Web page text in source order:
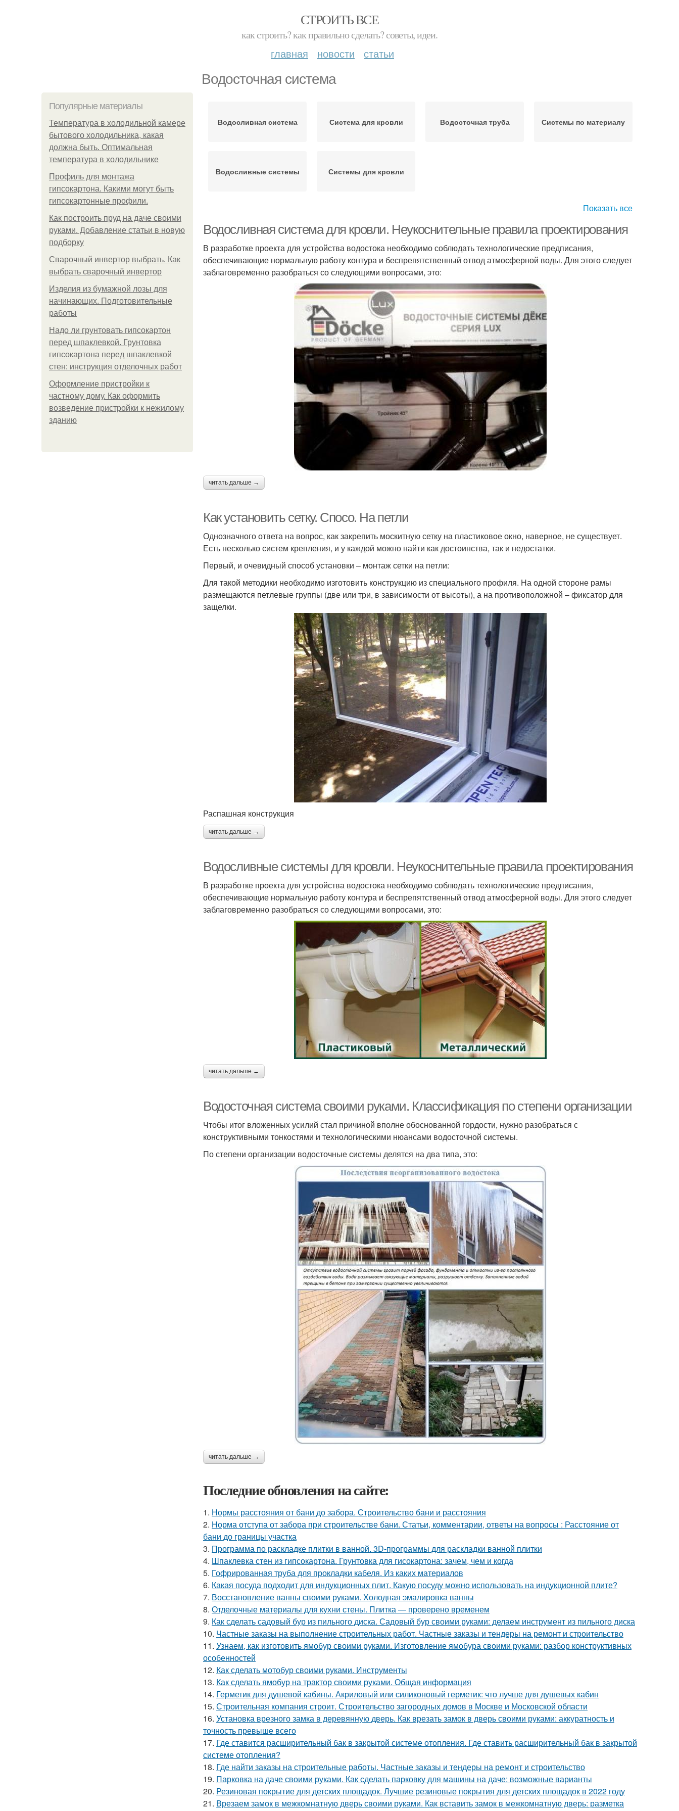
СТРОИТЬ ВСЕ
как строить? как правильно сделать? советы, идеи.
главная новости статьи
Водосточная система
Популярные материалы
Температура в холодильной камере
бытового холодильника, какая
должна быть. Оптимальная
температура в холодильнике
Профиль для монтажа
гипсокартона. Какими могут быть
гипсокартонные профили.
Как построить пруд на даче своими
руками. Добавление статьи в новую
подборку
Сварочный инвертор выбрать. Как
выбрать сварочный инвертор
Изделия из бумажной лозы для
начинающих. Подготовительные
работы
Надо ли грунтовать гипсокартон
перед шпаклевкой. Грунтовка
гипсокартона перед шпаклевкой
стен: инструкция отделочных работ
Оформление пристройки к
частному дому. Как оформить
возведение пристройки к нежилому
зданию
Водосливная система Система для кровли Водосточная труба Системы по материалу
Водосливные системы Системы для кровли
Показать все
Водосливная система для кровли. Неукоснительные правила проектирования
В разработке проекта для устройства водостока необходимо соблюдать технологические предписания,
обеспечивающие нормальную работу контура и беспрепятственный отвод атмосферной воды. Для этого следует
заблаговременно разобраться со следующими вопросами, это:
читать дальше →
Как установить сетку. Спосо. На петли
Однозначного ответа на вопрос, как закрепить москитную сетку на пластиковое окно, наверное, не существует.
Есть несколько систем крепления, и у каждой можно найти как достоинства, так и недостатки.
Первый, и очевидный способ установки – монтаж сетки на петли:
Для такой методики необходимо изготовить конструкцию из специального профиля. На одной стороне рамы
размещаются петлевые группы (две или три, в зависимости от высоты), а на противоположной – фиксатор для
защелки.
Распашная конструкция
читать дальше →
Водосливные системы для кровли. Неукоснительные правила проектирования
В разработке проекта для устройства водостока необходимо соблюдать технологические предписания,
обеспечивающие нормальную работу контура и беспрепятственный отвод атмосферной воды. Для этого следует
заблаговременно разобраться со следующими вопросами, это:
читать дальше →
Водосточная система своими руками. Классификация по степени организации
Чтобы итог вложенных усилий стал причиной вполне обоснованной гордости, нужно разобраться с
конструктивными тонкостями и технологическими нюансами водосточной системы.
По степени организации водосточные системы делятся на два типа, это:
читать дальше →
Последние обновления на сайте:
1. Нормы расстояния от бани до забора. Строительство бани и расстояния
2. Норма отступа от забора при строительстве бани. Статьи, комментарии, ответы на вопросы : Расстояние от
бани до границы участка
3. Программа по раскладке плитки в ванной. 3D-программы для раскладки ванной плитки
4. Шпаклевка стен из гипсокартона. Грунтовка для гисокартона: зачем, чем и когда
5. Гофрированная труба для прокладки кабеля. Из каких материалов
6. Какая посуда подходит для индукционных плит. Какую посуду можно использовать на индукционной плите?
7. Восстановление ванны своими руками. Холодная эмалировка ванны
8. Отделочные материалы для кухни стены. Плитка — проверено временем
9. Как сделать садовый бур из пильного диска. Садовый бур своими руками: делаем инструмент из пильного диска
10. Частные заказы на выполнение строительных работ. Частные заказы и тендеры на ремонт и строительство
11. Узнаем, как изготовить ямобур своими руками. Изготовление ямобура своими руками: разбор конструктивных
особенностей
12. Как сделать мотобур своими руками. Инструменты
13. Как сделать ямобур на трактор своими руками. Общая информация
14. Герметик для душевой кабины. Акриловый или силиконовый герметик: что лучше для душевых кабин
15. Строительная компания строит. Строительство загородных домов в Москве и Московской области
16. Установка врезного замка в деревянную дверь. Как врезать замок в дверь своими руками: аккуратность и
точность превыше всего
17. Где ставится расширительный бак в закрытой системе отопления. Где ставить расширительный бак в закрытой
системе отопления?
18. Где найти заказы на строительные работы. Частные заказы и тендеры на ремонт и строительство
19. Парковка на даче своими руками. Как сделать парковку для машины на даче: возможные варианты
20. Резиновая покрытие для детских площадок. Лучшие резиновые покрытия для детских площадок в 2022 году
21. Врезаем замок в межкомнатную дверь своими руками. Как вставить замок в межкомнатную дверь: разметка